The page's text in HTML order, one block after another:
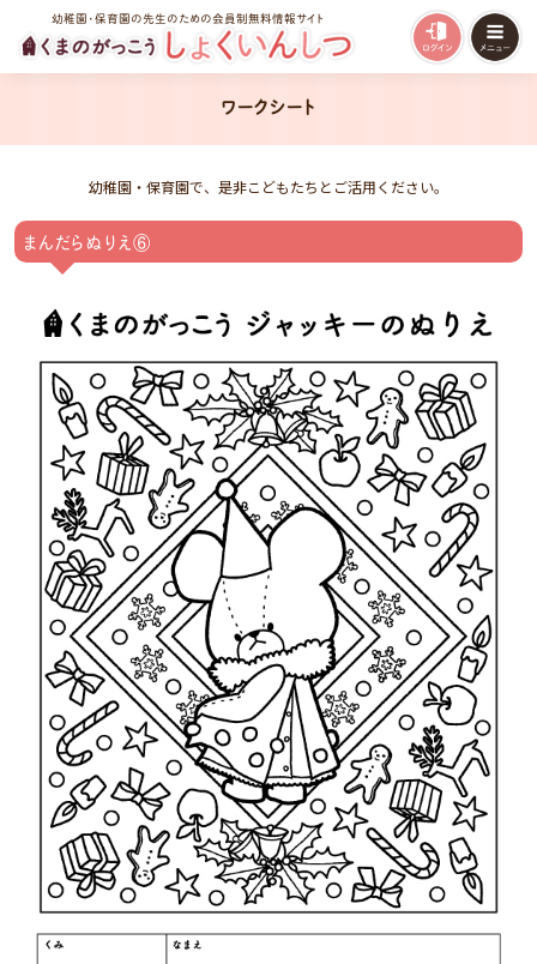
幼稚園・保育園の先生のための会員制無料情報サイト
ワークシート
幼稚園・保育園で、是非こどもたちとご活用ください。
まんだらぬりえ⑥